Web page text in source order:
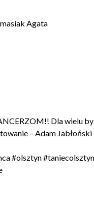
Agata
Dla wielu
– Adam
#olsztyn